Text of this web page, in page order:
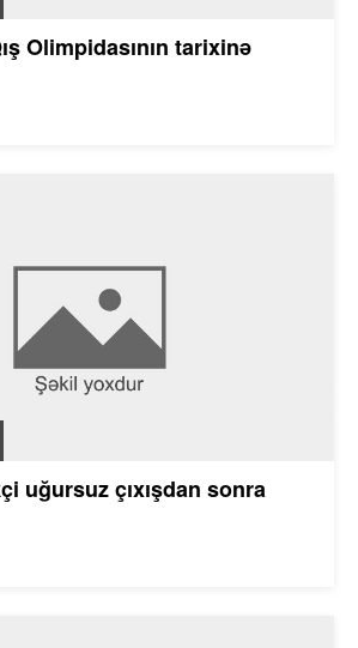
Olimpidasının tarixinə
uğursuz çıxışdan sonra